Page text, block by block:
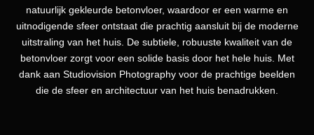
natuurlijk gekleurde betonvloer, waardoor er een warme en
uitnodigende sfeer ontstaat die prachtig aansluit bij de moderne
uitstraling van het huis. De subtiele, robuuste kwaliteit van de
betonvloer zorgt voor een solide basis door het hele huis. Met
dank aan Studiovision Photography voor de prachtige beelden
die de sfeer en architectuur van het huis benadrukken.